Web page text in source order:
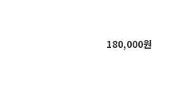
180,000원